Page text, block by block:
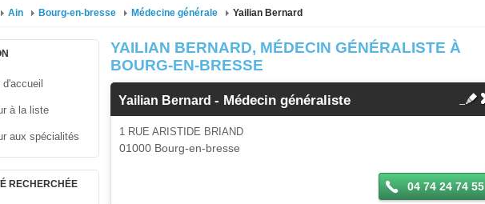
Ain Bourg-en-bresse Médecine générale Yailian Bernard
d'accueil
à la liste
aux spécialités
RECHERCHÉE
YAILIAN BERNARD, MÉDECIN GÉNÉRALISTE À
BOURG-EN-BRESSE
Yailian Bernard- Médecin généraliste
1 RUE ARISTIDE BRIAND
01000 Bourg-en-bresse
04 74 24 74 55